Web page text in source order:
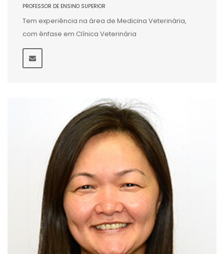
PROFESSOR DE ENSINO SUPERIOR
Tem experiência na área de Medicina Veterinária,
com ênfase em Clínica Veterinária